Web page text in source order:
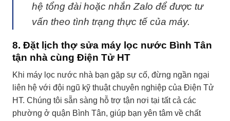
hệ tổng đài hoặc nhắn Zalo để được tư
vấn theo tình trạng thực tế của máy.
8. Đặt lịch thợ sửa máy lọc nước Bình Tân
tận nhà cùng Điện Tử HT
Khi máy lọc nước nhà bạn gặp sự cố, đừng ngần ngại
liên hệ với đội ngũ kỹ thuật chuyên nghiệp của Điện Tử
HT. Chúng tôi sẵn sàng hỗ trợ tận nơi tại tất cả các
phường ở quận Bình Tân, giúp bạn yên tâm về chất